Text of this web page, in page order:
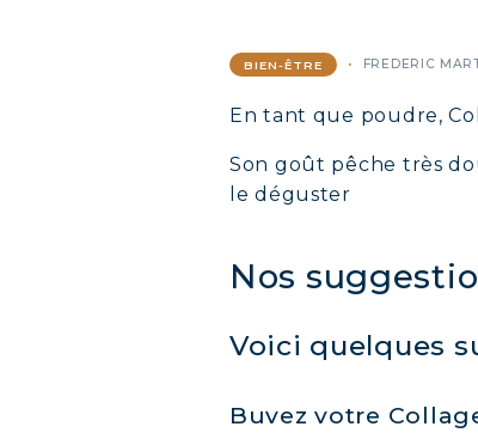
BIEN-ÊTRE FREDERIC
En tant que poudre,
Son goût pêche très
le déguster
Nos
Voici quelques
Buvez votre